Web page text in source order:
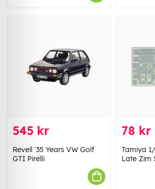
545 kr
Revell '35 Years VW Golf
GTI Pirelli
78 kr
Tamiya
Late Zim